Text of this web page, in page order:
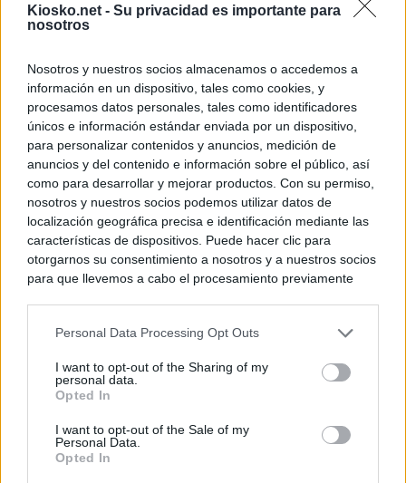
Kiosko.net - Su privacidad es importante para
nosotros
Nosotros y nuestros socios almacenamos o accedemos a
información en un dispositivo, tales como cookies, y
procesamos datos personales, tales como identificadores
únicos e información estándar enviada por un dispositivo,
para personalizar contenidos y anuncios, medición de
anuncios y del contenido e información sobre el público, así
como para desarrollar y mejorar productos. Con su permiso,
nosotros y nuestros socios podemos utilizar datos de
localización geográfica precisa e identificación mediante las
características de dispositivos. Puede hacer clic para
otorgarnos su consentimiento a nosotros y a nuestros socios
para que llevemos a cabo el procesamiento previamente
negar su consentimiento. Tenga en cuenta que algún
de su consentimiento, pero usted tiene el derecho de
rechazar tal procesamiento. Sus preferencias se aplicarán
cualquier momento entrando de nuevo en este sitio web o
visitando nuestra política de privacidad.
Personal Data Processing Opt Outs
I want to opt-out of the Sharing of my
personal data.
Opted In
I want to opt-out of the Sale of my
Personal Data.
Opted In